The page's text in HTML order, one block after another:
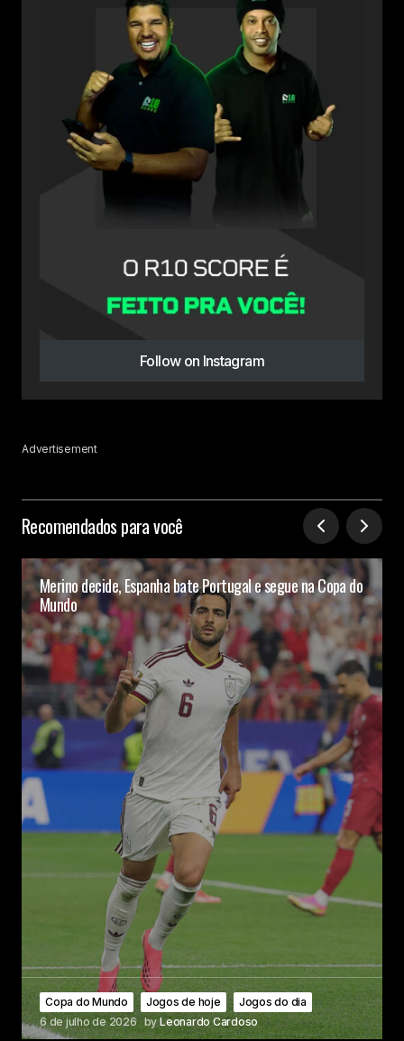
Follow on Instagram
Advertisement
Recomendados para você
Merino decide, Espanha bate Portugal e segue na Copa do
Mundo
Copa do Mundo Jogos de hoje
Jogos do dia
6 de julho de 2026 byLeonardo Cardoso